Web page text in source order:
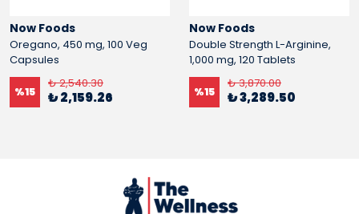
Now Foods
Oregano, 450 mg, 100 Veg
Capsules
%15
₺ 2,540.30
₺ 2,159.26
Now Foods
Double Strength L-Arginine,
1,000 mg, 120 Tablets
%15
₺ 3,870.00
₺ 3,289.50